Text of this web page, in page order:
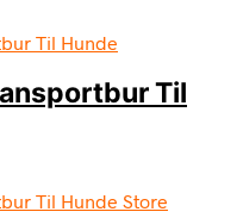
Til